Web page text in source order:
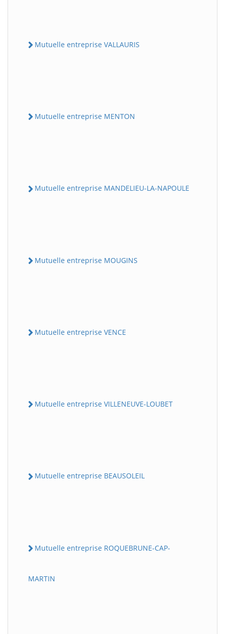
Mutuelle entreprise VALLAURIS
Mutuelle entreprise MENTON
Mutuelle entreprise MANDELIEU-LA-NAPOULE
Mutuelle entreprise MOUGINS
Mutuelle entreprise VENCE
Mutuelle entreprise VILLENEUVE-LOUBET
Mutuelle entreprise BEAUSOLEIL
Mutuelle entreprise ROQUEBRUNE-CAP-
MARTIN